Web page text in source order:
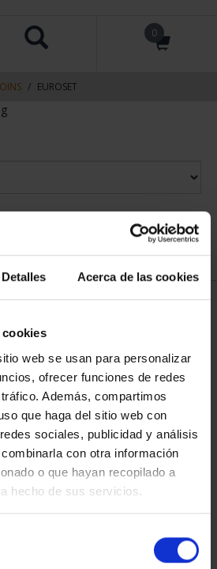
Detalles Acerca de las cookies
cookies
web se usan para personalizar
ofrecer funciones de redes
Además, compartimos
que haga del sitio web con
sociales, publicidad y análisis
con otra información
o que hayan recopilado a
hecho de sus servicios.
0
EUROSET